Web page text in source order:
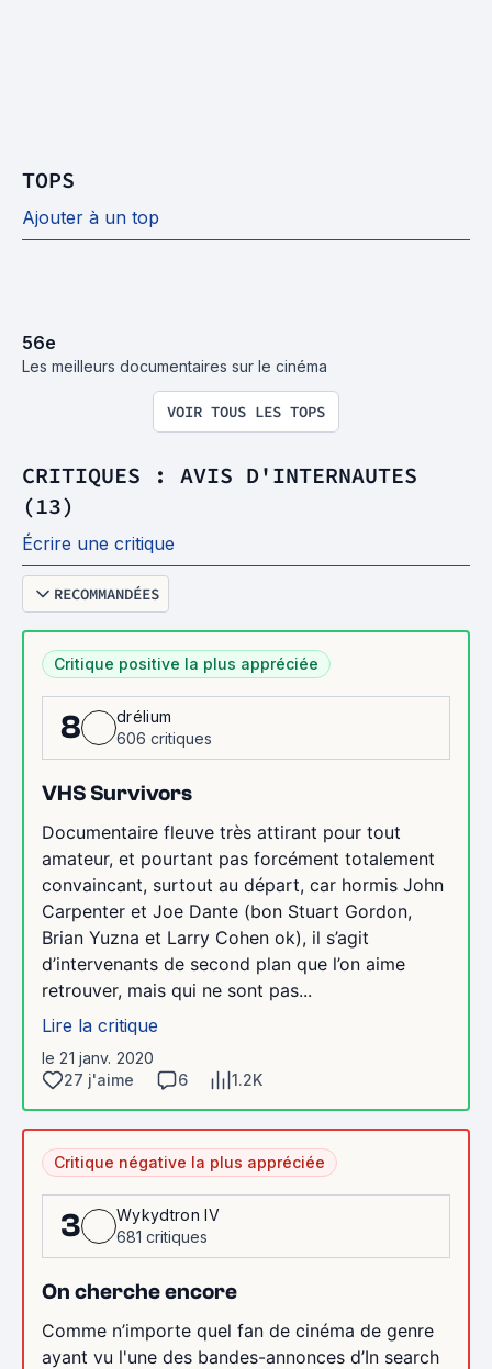
TOPS
Ajouter à un top
56e
Les meilleurs documentaires sur le cinéma
VOIR TOUS LES TOPS
CRITIQUES : AVIS D'INTERNAUTES
(13)
Écrire une critique
RECOMMANDÉES
Critique positive la plus appréciée
8
drélium
606 critiques
VHS Survivors
Documentaire fleuve très attirant pour tout
amateur, et pourtant pas forcément totalement
convaincant, surtout au départ, car hormis John
Carpenter et Joe Dante (bon Stuart Gordon,
Brian Yuzna et Larry Cohen ok), il s’agit
d’intervenants de second plan que l’on aime
retrouver, mais qui ne sont pas...
Lire la critique
le 21 janv. 2020
27 j'aime
6 1.2K
Critique négative la plus appréciée
3
Wykydtron IV
681 critiques
On cherche encore
Comme n’importe quel fan de cinéma de genre
ayant vu l'une des bandes-annonces d’In search